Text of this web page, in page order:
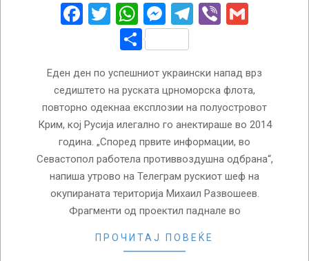
Facebook
Twitter
WhatsApp
Messenger
Telegram
Viber
Share
Еден ден по успешниот украински напад врз
седиштето на руската црноморска флота,
повторно одекнаа експлозии на полуостровот
Крим, кој Русија илегално го анектираше во 2014
година. „Според првите информации, во
Севастопол работела противвоздушна одбрана“,
напиша утрово на Телеграм рускиот шеф на
окупираната територија Михаил Развошеев.
Фрагменти од проектил паднале во
ПРОЧИТАЈ ПОВЕЌЕ